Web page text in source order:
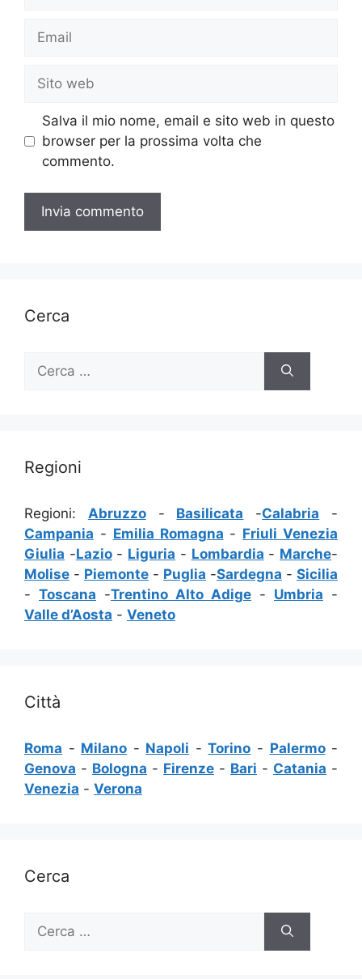
Email
Sito
web
Salva il mio nome, email e sito web in questo
browser per la prossima volta che
commento.
Cerca
per:
Regioni
Regioni: Abruzzo- Basilicata -Calabria -
Campania - Emilia Romagna - Friuli Venezia
Giulia -Lazio- Liguria - Lombardia - Marche-
Molise - Piemonte - Puglia -Sardegna - Sicilia
- Toscana -Trentino Alto Adige - Umbria -
Valle d’Aosta - Veneto
Città
Roma - Milano - Napoli -Torino - Palermo-
Genova - Bologna - Firenze - Bari - Catania -
Venezia - Verona
Cerca
per: